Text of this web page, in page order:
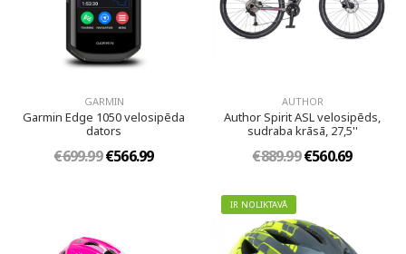
GARMIN
Garmin Edge 1050 velosipēda
dators
€699.99€566.99
AUTHOR
Author Spirit ASL velosipēds,
sudraba krāsā, 27,5''
€889.99€560.69
IR NOLIKTAVĀ